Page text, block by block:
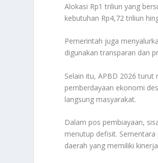
Alokasi Rp1 triliun yang
kebutuhan Rp4,72 triliun
Pemerintah juga
digunakan transparan dan
Selain itu, APBD 2026
pemberdayaan ekonomi
langsung masyarakat.
Dalam pos pembiayaan,
menutup defisit.
daerah yang memiliki